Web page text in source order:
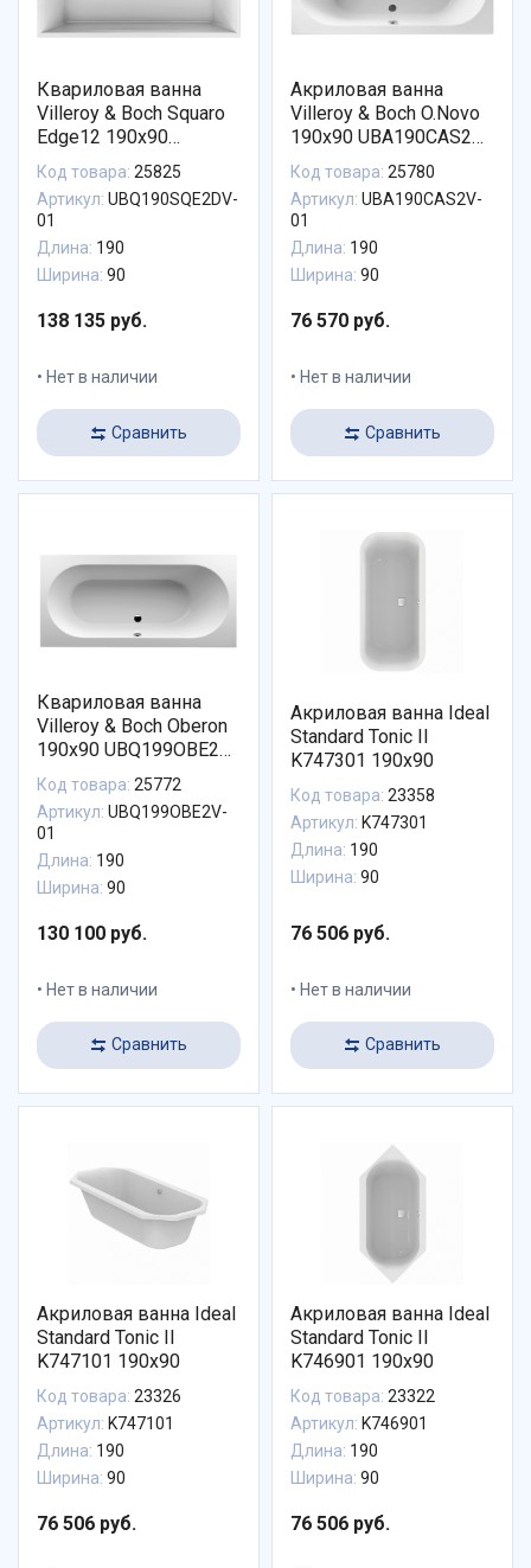
Квариловая ванна
Villeroy & Boch Squaro
Edge12 190x90
UBQ190SQE2DV-01
Код товара: 25825
Артикул: UBQ190SQE2DV-
01
Длина: 190
Ширина: 90
138 135 руб.
Нет в наличии
Сравнить
Акриловая ванна
Villeroy & Boch O.Novo
190x90 UBA190CAS2V-
01
Код товара: 25780
Артикул: UBA190CAS2V-
01
Длина: 190
Ширина: 90
76 570 руб.
Нет в наличии
Сравнить
Квариловая ванна
Villeroy & Boch Oberon
190х90 UBQ199OBE2V-
01
Код товара: 25772
Артикул: UBQ199OBE2V-
01
Длина: 190
Ширина: 90
130 100 руб.
Нет в наличии
Сравнить
Акриловая ванна Ideal
Standard Tonic II
K747301 190x90
Код товара: 23358
Артикул: K747301
Длина: 190
Ширина: 90
76 506 руб.
Нет в наличии
Сравнить
Акриловая ванна Ideal
Standard Tonic II
K747101 190x90
Код товара: 23326
Артикул: K747101
Длина: 190
Ширина: 90
76 506 руб.
Акриловая ванна Ideal
Standard Tonic II
K746901 190x90
Код товара: 23322
Артикул: K746901
Длина: 190
Ширина: 90
76 506 руб.